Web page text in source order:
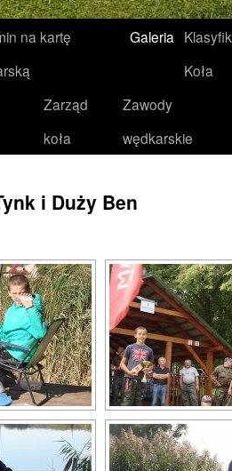
na kartę
Galeria
Koła
Zarząd
koła
Zawody
wędkarskie
i Duży Ben